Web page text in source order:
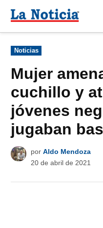
Para mantenerte
contenido
Publicado
en
Noticias
Mujer
cuchillo y
jóvenes
jugaban
por Aldo Mendoza
20 de abril de 2021